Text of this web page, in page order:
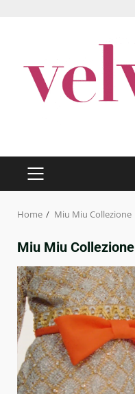
PRIMARY
MENU
Home Miu Miu Collezione
Miu Miu Collezione